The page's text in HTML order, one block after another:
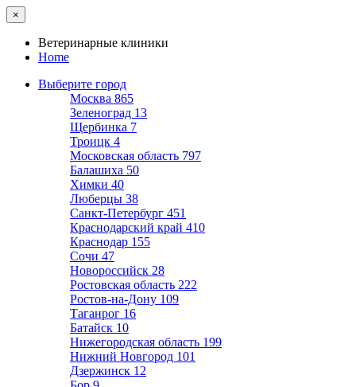
×
Ветеринарные клиники
Home
Выберите город
Москва 865
Зеленоград 13
Щербинка 7
Троицк 4
Московская область 797
Балашиха 50
Химки 40
Люберцы 38
Санкт-Петербург 451
Краснодарский край 410
Краснодар 155
Сочи 47
Новороссийск 28
Ростовская область 222
Ростов-на-Дону 109
Таганрог 16
Батайск 10
Нижегородская область 199
Нижний Новгород 101
Дзержинск 12